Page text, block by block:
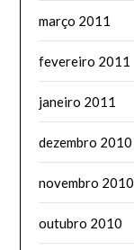
março 2011
fevereiro 2011
janeiro 2011
dezembro 2010
novembro 2010
outubro 2010